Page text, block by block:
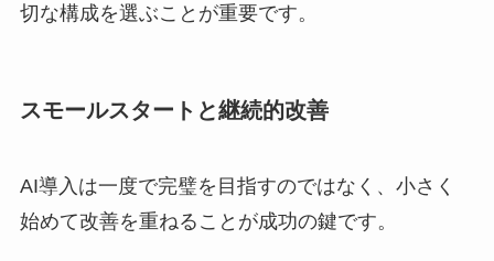
切な構成を選ぶことが重要です。
スモールスタートと継続的改善
AI導入は一度で完璧を目指すのではなく、小さく
始めて改善を重ねることが成功の鍵です。